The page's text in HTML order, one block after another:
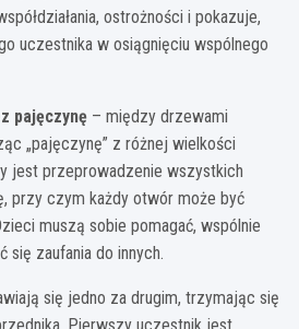
ostrożności i pokazuje,
uczestnika w osiągnięciu wspólnego
pajęczynę – między drzewami
„pajęczynę” z różnej wielkości
jest przeprowadzenie wszystkich
przy czym każdy otwór może być
muszą sobie pomagać, wspólnie
się zaufania do innych.
się jedno za drugim, trzymając się